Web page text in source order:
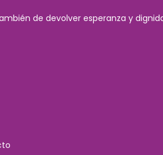
de devolver esperanza y